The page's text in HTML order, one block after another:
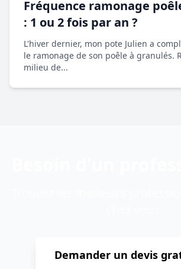
Fréquence ramonage
: 1 ou 2 fois par an ?
L'hiver dernier, mon pote Julien a
le ramonage de son poêle à granulés.
milieu de...
Demander un devis